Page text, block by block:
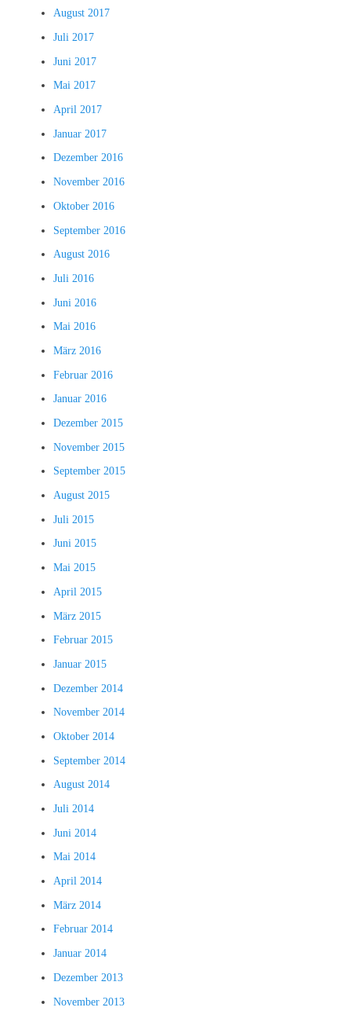
August 2017
Juli 2017
Juni 2017
Mai 2017
April 2017
Januar 2017
Dezember 2016
November 2016
Oktober 2016
September 2016
August 2016
Juli 2016
Juni 2016
Mai 2016
März 2016
Februar 2016
Januar 2016
Dezember 2015
November 2015
September 2015
August 2015
Juli 2015
Juni 2015
Mai 2015
April 2015
März 2015
Februar 2015
Januar 2015
Dezember 2014
November 2014
Oktober 2014
September 2014
August 2014
Juli 2014
Juni 2014
Mai 2014
April 2014
März 2014
Februar 2014
Januar 2014
Dezember 2013
November 2013